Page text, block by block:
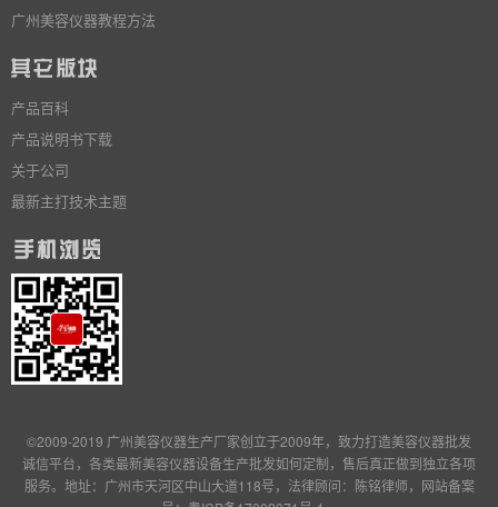
广州美容仪器教程方法
产品百科
产品说明书下载
关于公司
最新主打技术主题
©2009-2019 广州美容仪器生产厂家创立于2009年，致力打造美容仪器批发
诚信平台，各类最新美容仪器设备生产批发如何定制，售后真正做到独立各项
服务。地址：广州市天河区中山大道118号，法律顾问：陈铭律师，网站备案